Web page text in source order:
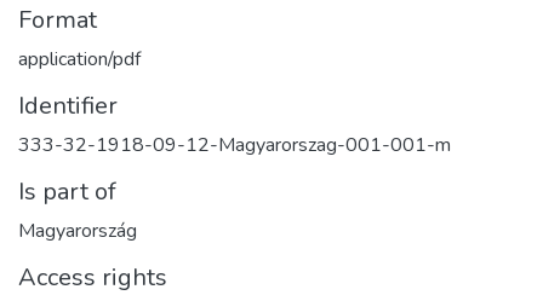
Format
application/pdf
Identifier
333-32-1918-09-12-Magyarorszag-001-001-m
Is part of
Magyarország
Access rights